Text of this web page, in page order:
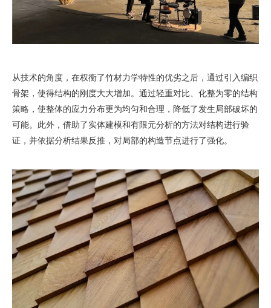
从技术的角度，在权衡了竹材力学特性的优劣之后，通过引入编织
骨架，使得结构的刚度大大增加。通过轻重对比、化整为零的结构
策略，使整体的应力分布更为均匀和合理，降低了发生局部破坏的
可能。此外，借助了实体建模和有限元分析的方法对结构进行验
证，并依据分析结果反推，对局部的构造节点进行了强化。